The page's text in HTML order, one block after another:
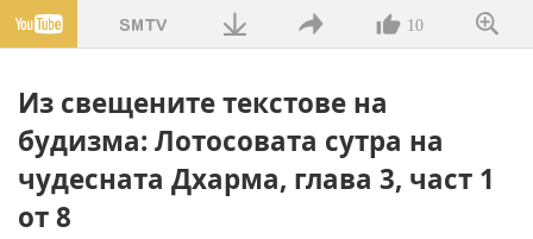
10
Из свещените текстове на
будизма: Лотосовата сутра на
чудесната Дхарма, глава 3, част 1
от 8